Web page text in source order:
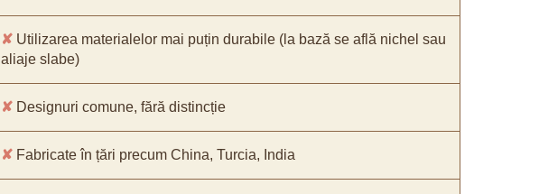
✘ Utilizarea materialelor mai puțin durabile (la bază se află nichel sau
aliaje slabe)
✘ Designuri comune, fără distincție
✘ Fabricate în țări precum China, Turcia, India